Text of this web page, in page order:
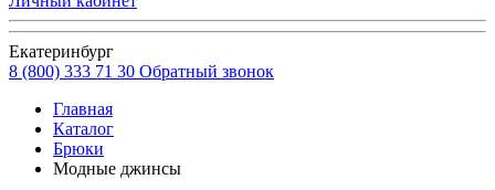
Екатеринбург
8 (800) 333 71 30 Обратный звонок
Главная
Каталог
Брюки
Модные джинсы